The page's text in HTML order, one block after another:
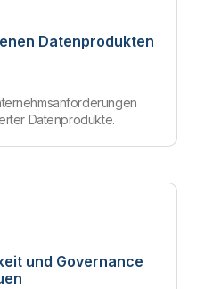
Datenprodukten
Datenprodukte.
und Governance